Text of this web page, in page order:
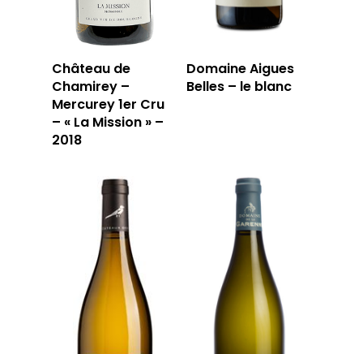
Château de
Chamirey –
Mercurey 1er Cru
– « La Mission » –
2018
Domaine Aigues
Belles – le blanc
LA CAVE
LA CAVE
APERÇU DE NOTRE
LA TABLE